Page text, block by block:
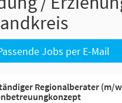
Jobs per E-Mail
Regionalberater (m/